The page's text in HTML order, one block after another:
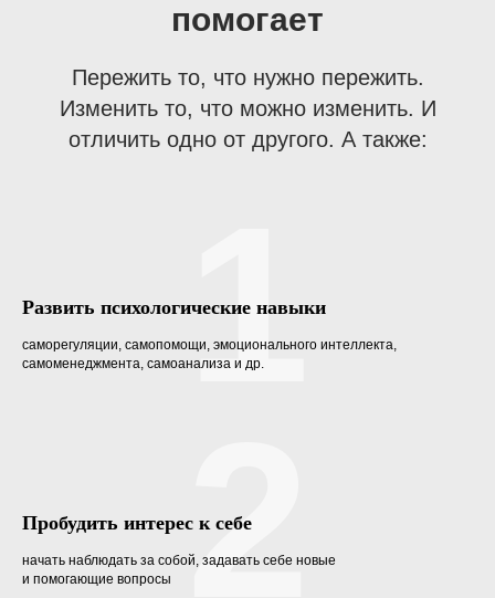
помогает
Пережить то, что нужно пережить.
Изменить то, что можно изменить. И
отличить одно от другого. А также:
Развить психологические навыки
саморегуляции, самопомощи, эмоционального интеллекта,
самоменеджмента, самоанализа и др.
1
Пробудить интерес к себе
начать наблюдать за собой, задавать себе новые
и помогающие вопросы
2